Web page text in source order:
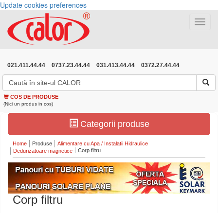
Update cookies preferences
Toggle
021.411.44.44 0737.23.44.44 031.413.44.44 0372.27.44.44
COS DE PRODUSE
(Nici un produs in cos)
Categorii produse
Home Produse
Alimentare cu Apa / Instalatii Hidraulice
Dedurizatoare magnetice
Corp filtru
Corp filtru